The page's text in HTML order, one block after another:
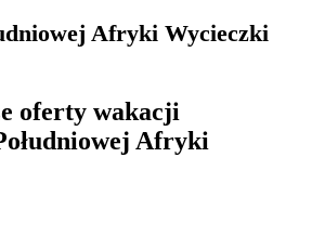
Afryki Wycieczki
oferty wakacji
Afryki